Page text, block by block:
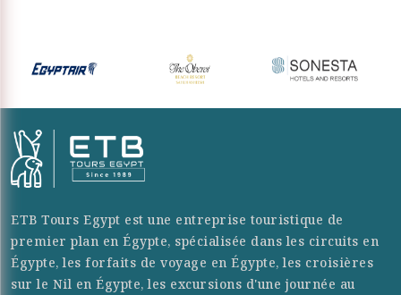
ETB Tours Egypt est une entreprise touristique de
premier plan en Égypte, spécialisée dans les circuits en
Égypte, les forfaits de voyage en Égypte, les croisières
sur le Nil en Égypte, les excursions d'une journée au